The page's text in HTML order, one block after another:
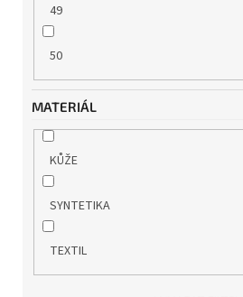
49
50
MATERIÁL
KŮŽE
SYNTETIKA
TEXTIL